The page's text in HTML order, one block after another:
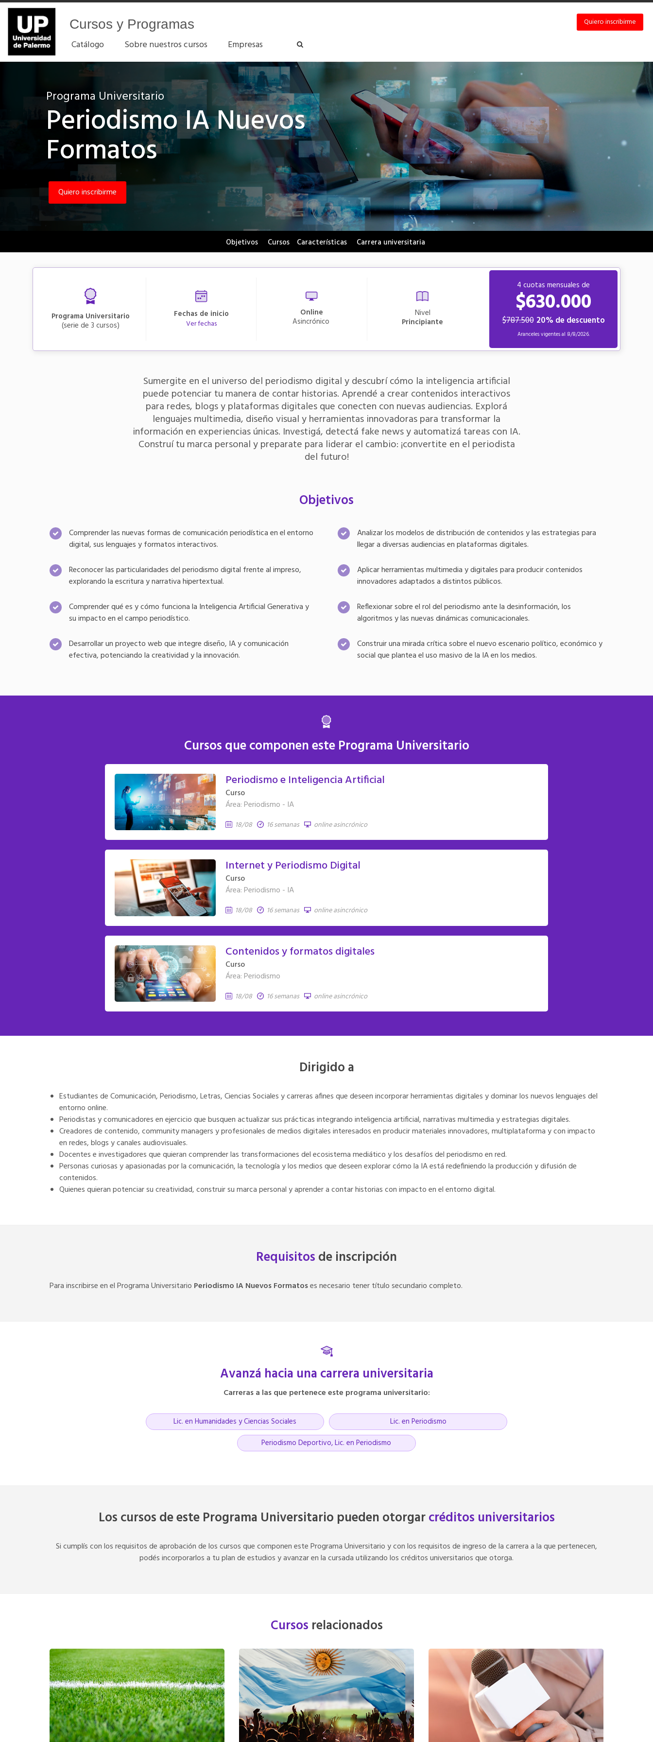
Cursos y Programas Quiero inscribirme
Catálogo Sobre nuestros cursos Empresas
Programa Universitario
Periodismo IA Nuevos
Formatos
Quiero inscribirme
Objetivos Cursos Características Carrera universitaria
Programa Universitario
(serie de 3 cursos)
Fechas de inicio
Ver fechas
Online
asincrónico
Nivel
Principiante
4 cuotas mensuales de
$630.000
$787.500 20% de descuento
Aranceles vigentes al 8/8/2026.
Sumergite en el universo del periodismo digital y descubrí cómo la inteligencia artificial
puede potenciar tu manera de contar historias. Aprendé a crear contenidos interactivos
para redes, blogs y plataformas digitales que conecten con nuevas audiencias. Explorá
lenguajes multimedia, diseño visual y herramientas innovadoras para transformar la
información en experiencias únicas. Investigá, detectá fake news y automatizá tareas con IA.
Construí tu marca personal y preparate para liderar el cambio: ¡convertite en el periodista
del futuro!
Objetivos
Comprender las nuevas formas de comunicación periodística en el entorno
digital, sus lenguajes y formatos interactivos.
Analizar los modelos de distribución de contenidos y las estrategias para
llegar a diversas audiencias en plataformas digitales.
Reconocer las particularidades del periodismo digital frente al impreso,
explorando la escritura y narrativa hipertextual.
Aplicar herramientas multimedia y digitales para producir contenidos
innovadores adaptados a distintos públicos.
Comprender qué es y cómo funciona la Inteligencia Artificial Generativa y
su impacto en el campo periodístico.
Reflexionar sobre el rol del periodismo ante la desinformación, los
algoritmos y las nuevas dinámicas comunicacionales.
Desarrollar un proyecto web que integre diseño, IA y comunicación
efectiva, potenciando la creatividad y la innovación.
Construir una mirada crítica sobre el nuevo escenario político, económico y
social que plantea el uso masivo de la IA en los medios.
Cursos que componen este Programa Universitario
Periodismo e Inteligencia Artificial
Curso
Área: Periodismo - IA
18/08 16 semanas online asincrónico
Internet y Periodismo Digital
Curso
Área: Periodismo - IA
18/08 16 semanas online asincrónico
Contenidos y formatos digitales
Curso
Área: Periodismo
18/08 16 semanas online asincrónico
Dirigido a
Estudiantes de Comunicación, Periodismo, Letras, Ciencias Sociales y carreras afines que deseen incorporar herramientas digitales y dominar los nuevos lenguajes del
entorno online.
Periodistas y comunicadores en ejercicio que busquen actualizar sus prácticas integrando inteligencia artificial, narrativas multimedia y estrategias digitales.
Creadores de contenido, community managers y profesionales de medios digitales interesados en producir materiales innovadores, multiplataforma y con impacto
en redes, blogs y canales audiovisuales.
Docentes e investigadores que quieran comprender las transformaciones del ecosistema mediático y los desafíos del periodismo en red.
Personas curiosas y apasionadas por la comunicación, la tecnología y los medios que deseen explorar cómo la IA está redefiniendo la producción y difusión de
contenidos.
Quienes quieran potenciar su creatividad, construir su marca personal y aprender a contar historias con impacto en el entorno digital.
Requisitosde inscripción
Para inscribirse en el Programa Universitario Periodismo IA Nuevos Formatoses necesario tener título secundario completo.
Avanzá hacia una carrera universitaria
Carreras a las que pertenece este programa universitario:
Lic. en Humanidades y Ciencias Sociales
Lic. en Periodismo
Periodismo Deportivo, Lic. en Periodismo
Los cursos de este Programa Universitario pueden otorgarcréditos universitarios
Si cumplís con los requisitos de aprobación de los cursos que componen este Programa Universitario y con los requisitos de ingreso de la carrera a la que pertenecen,
podés incorporarlos a tu plan de estudios y avanzar en la cursada utilizando los créditos universitarios que otorga.
Cursos relacionados